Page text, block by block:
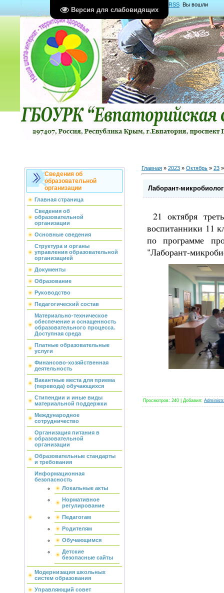
Версия для слабовидящих
RSS Вы вошли
какГость Группа "Гости"
Сведения об
образовательной
организации
Главная страница
Сведения об
образовательной
организации
Основные сведения
Структура и органы
управления образовательной
организацией
Документы
Образование
Руководство
Педагогический состав
Материально-техническое
обеспечение и оснащенность
образовательного процесса.
Доступная среда
Платные образовательные
услуги
Финансово-хозяйственная
деятельность
Вакантные места для приема
(перевода) обучающихся
Стипендии и иные виды
материальной поддержки
Международное
сотрудничество
Организация питания в
образовательной
организации
Образовательные стандарты
и требования
Информационная
безопасность
Локальные акты
Нормативное
регулирование
Педагогам
Родителям
Обучающимся
Детские
безопасные сайты
Модернизация школьных
систем образования
Управляющий совет
Главная » 2023 » Октябрь » 23
Лаборант-микробиолог
21 октября
воспитанники 11
по программе
"Лаборант-
Просмотров: 240 Добавил: